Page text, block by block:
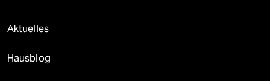
Aktuelles
Hausblog